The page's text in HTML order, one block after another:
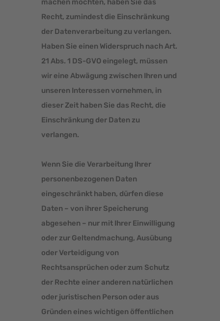
Recht, zumindest die Einschränkung
der Datenverarbeitung zu verlangen.
Haben Sie einen Widerspruch nach Art.
21 Abs. 1 DS-GVO eingelegt, müssen
wir eine Abwägung zwischen Ihren und
unseren Interessen vornehmen, in
dieser Zeit haben Sie das Recht, die
Einschränkung der Daten zu
verlangen.
Wenn Sie die Verarbeitung Ihrer
personenbezogenen Daten
eingeschränkt haben, dürfen diese
Daten – von ihrer Speicherung
abgesehen – nur mit Ihrer Einwilligung
oder zur Geltendmachung, Ausübung
oder Verteidigung von
Rechtsansprüchen oder zum Schutz
der Rechte einer anderen natürlichen
oder juristischen Person oder aus
Gründen eines wichtigen öffentlichen